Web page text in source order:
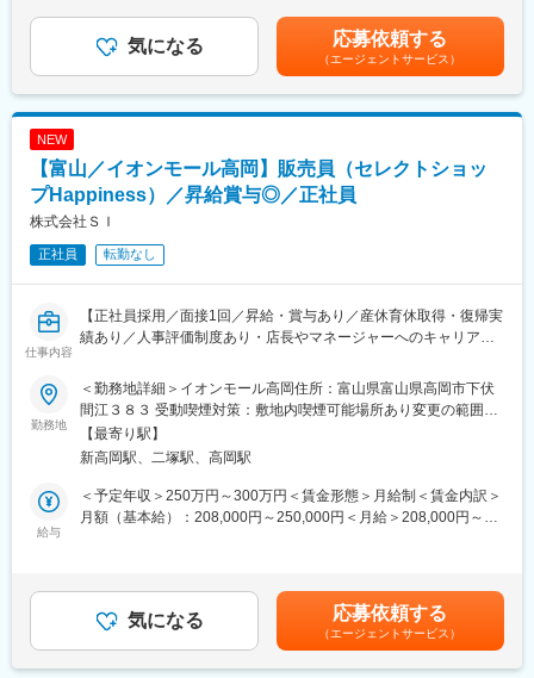
■特徴
完全予約制・1日3～5名対応のため、回転重視の美容室のような
体力勝負や長時間労働はありません。
る環境です。
■キャリアパス
一般スタイリストとして入社いただきますが、 主任（入社後4～5
年程度）→ 店長（入社後5年目以降）→ エリア長／本社部門とス
テップアップすることが可能です。
店長になると500万円～800万円の年収になります。
変更の範囲：会社の定める業務
■お仕事内容
建物の工事に関する管理系事務職（施工管理）をお任せします。
力仕事は一切ありません。工事のスケジュールの計画立てや業者
の方との日程調整などを行うお仕事です。オフィスワークがメイ
ンで、PCスキルを身につけながら、20代で国家資格の取得が可能
・オフィスワーク（書類・工事に使用する図面の整理、作成・保
管 ）
・全体スケジュールの確認、管理
・職人さんへの連絡、現場の人員状況などを確認
・報告書等の作成・整理
・データ入力、電話応対等のサポートなど
■働き方：
土日祝休みが基本で、プロジェクトが終われば有給休暇をまとめ
す。
■未経験の社員が多数活躍しています：
フリーターや大学中退から入社している社員も多数活躍していま
カーディーラーなど。アパレルや飲食店、化粧品販売から転職を
した女性社員も活躍中です！
名刺交換や電話対応など社会人の基礎ビジネスマナーから業務に
使用するパソコン操作や専門用語などは座学の研修でしっかり学
ぶことができます。また、実際の業務においても座学だけではな
く、研修センターで研修を受け、実務をおこなっていただきま
無＞有＜残業手当＞有＜給与補足＞■昇給：年2回 (10月.4月)■残業
20ｈ超過分は支給○モデル年収例年収550万円 ／ 26歳 経験5年 ／
※月給36万円＋賞与＋諸手当年収790万円 ／ 29歳 経験7年 ／※月
給39万円＋賞与＋諸手当賃金はあくまでも目安の金額であり、選
考を通じて上下する可能性があります。月給(月額)は固定手当を含
気になる 応募依頼する
（エージェントサービス）
NEW
【富山／イオンモール高岡】販売員（セレクトショッ
プHappiness）／昇給賞与◎／正社員
株式会社ＳＩ
正社員 転勤なし
仕事内容
【正社員採用／面接1回／昇給・賞与あり／産休育休取得・復帰実
績あり／人事評価制度あり・店長やマネージャーへのキャリアア
誕生日や記念日を彩る商品を扱うショップで、店舗運営の基礎か
ら学び成長できる環境です。接客の楽しさを実感しながら、努力
が評価につながる制度が整っています。将来のキャリアを描きた
い方に最適な職場です。
■ブランドについて：
真心を込めたプレゼントを取り扱うショップです。
インポートブランド品を中心に宝飾品、時計、バッグ・財布等幅
広く取り揃えております。広範な商品の中から流行をいち早くキ
勤務地
＜勤務地詳細＞イオンモール高岡住所：富山県富山県高岡市下伏
間江３８３ 受動喫煙対策：敷地内喫煙可能場所あり変更の範囲：
会社の定める事業所
【最寄り駅】
新高岡駅、二塚駅、高岡駅
給与
＜予定年収＞250万円～300万円＜賃金形態＞月給制＜賃金内訳＞
月額（基本給）：208,000円～250,000円＜月給＞208,000円～
あります。・賞与年1回（2月支給）※業績による※支給月から前年
の1月1日以前に入社STAFFが対象賃金はあくまでも目安の金額で
あり、選考を通じて上下する可能性があります。月給(月額)は固定
手当を含めた表記です。
気になる 応募依頼する
（エージェントサービス）